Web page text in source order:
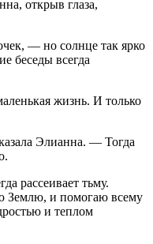
открыв глаза,
— но солнце так ярко
беседы всегда
жизнь. И только
Элианна. — Тогда
рассеивает тьму.
Землю, и помогаю всему
и теплом